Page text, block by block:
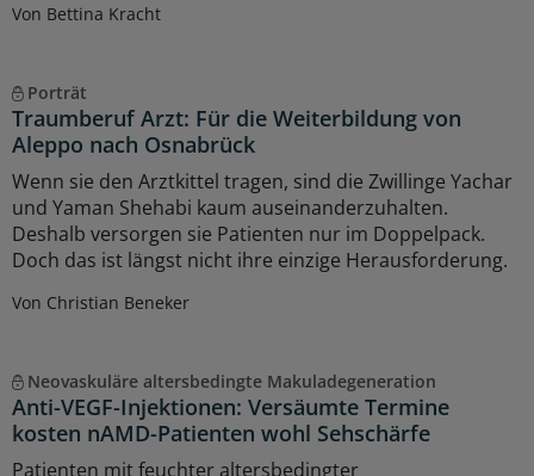
Von Bettina Kracht
Porträt
Traumberuf Arzt: Für die Weiterbildung von
Aleppo nach Osnabrück
Wenn sie den Arztkittel tragen, sind die Zwillinge Yachar
und Yaman Shehabi kaum auseinanderzuhalten.
Deshalb versorgen sie Patienten nur im Doppelpack.
Doch das ist längst nicht ihre einzige Herausforderung.
Von Christian Beneker
Neovaskuläre altersbedingte Makuladegeneration
Anti-VEGF-Injektionen: Versäumte Termine
kosten nAMD-Patienten wohl Sehschärfe
Patienten mit feuchter altersbedingter